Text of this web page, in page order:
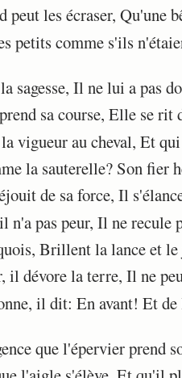
les écraser, Qu'une
petits comme s'ils
sagesse, Il ne lui a pas
sa course, Elle se rit
vigueur au cheval, Et
la sauterelle? Son fier
de sa force, Il
pas peur, Il ne recule
Brillent la lance et le
dévore la terre, Il ne
il dit: En avant! Et
que l'épervier prend